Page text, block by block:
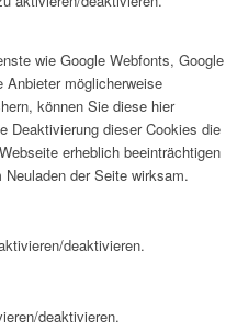
wie Google Webfonts, Google
Anbieter möglicherweise
können Sie diese hier
Deaktivierung dieser Cookies die
erheblich beeinträchtigen
der Seite wirksam.
deaktivieren.
deaktivieren.